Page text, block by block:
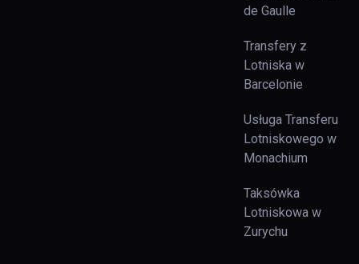
de Gaulle
Transfery z
Lotniska w
Barcelonie
Usługa Transferu
Lotniskowego w
Monachium
Taksówka
Lotniskowa w
Zurychu